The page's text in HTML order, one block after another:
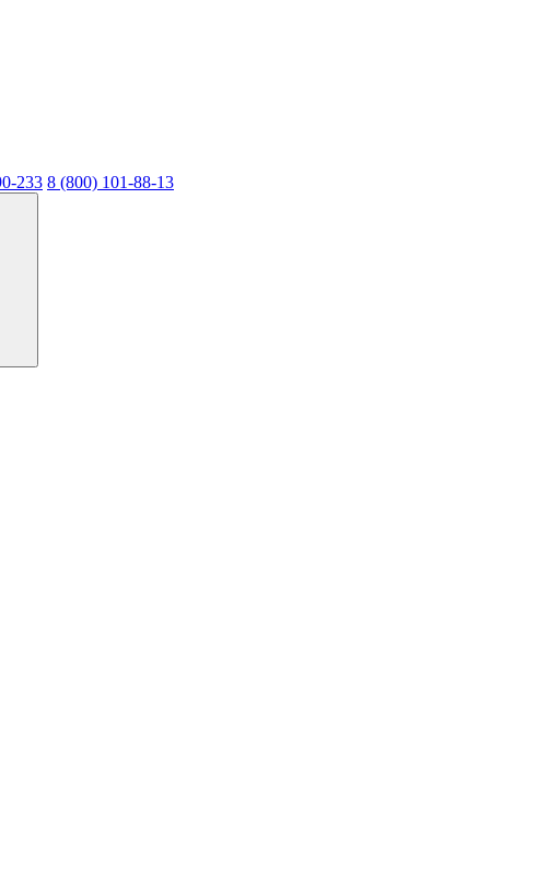
233 8 (800) 101-88-13